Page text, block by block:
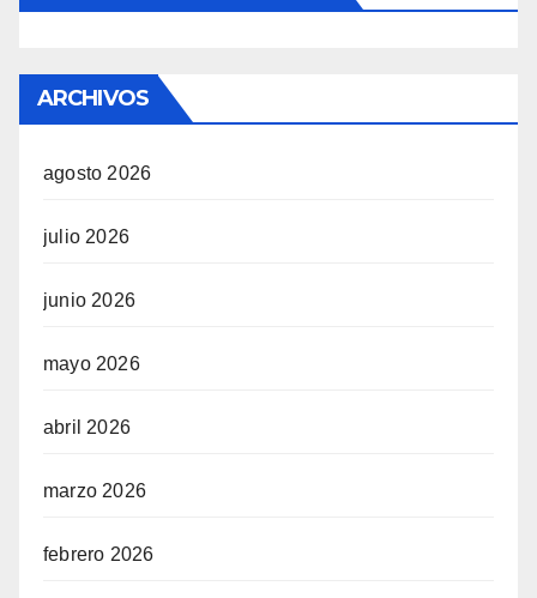
ARCHIVOS
agosto 2026
julio 2026
junio 2026
mayo 2026
abril 2026
marzo 2026
febrero 2026